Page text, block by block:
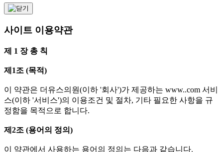
사이트 이용약관
제 1 장 총 칙
제1조 (목적)
이 약관은 더유스의원(이하 '회사')가 제공하는 www..com 서비
스(이하 '서비스')의 이용조건 및 절차, 기타 필요한 사항을 규
정함을 목적으로 합니다.
제2조 (용어의 정의)
이 약관에서 사용하는 용어의 정의는 다음과 같습니다.